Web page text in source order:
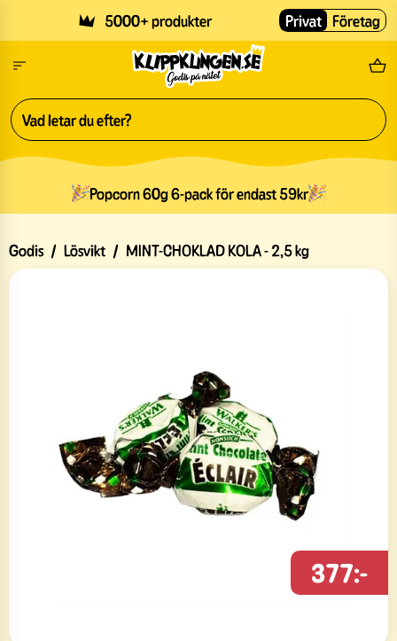
5000+ produkter Fri
Privat Företag
Popcorn 60g 6-pack för endast 59kr
Godis / Lösvikt / MINT-CHOKLAD KOLA - 2,5 kg
377:-